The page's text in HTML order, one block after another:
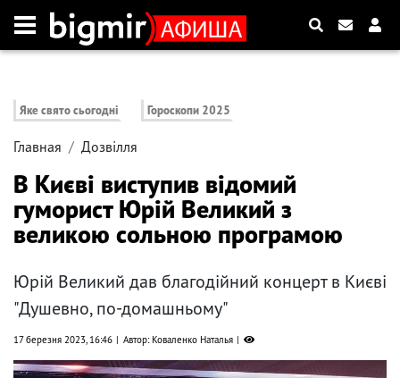
Яке свято сьогодні Гороскопи 2025
Главная Дозвілля
В Києві виступив відомий
гуморист Юрій Великий з
великою сольною програмою
Юрій Великий дав благодійний концерт в Києві
"Душевно, по-домашньому"
17 березня 2023, 16:46 Автор: Коваленко Наталья